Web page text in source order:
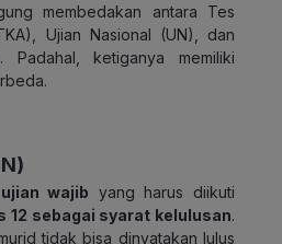
membedakan antara Tes
Ujian Nasional (UN), dan
Padahal, ketiganya memiliki
ujian wajib yang harus diikuti
12 sebagai syarat kelulusan.
tidak bisa dinyatakan lulus